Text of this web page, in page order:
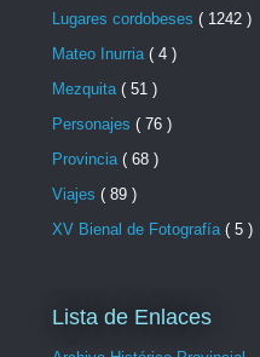
Lugares cordobeses ( 1242 )
Mateo Inurria ( 4 )
Mezquita ( 51 )
Personajes ( 76 )
Provincia ( 68 )
Viajes ( 89 )
XV Bienal de Fotografía ( 5 )
Lista de Enlaces